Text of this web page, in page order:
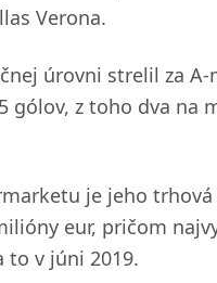
Verona.
úrovni strelil za A-
gólov, z toho dva na
je jeho
eur, pričom
to v júni 2019.